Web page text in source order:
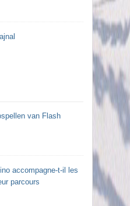
van Flash
accompagne-t-il les
parcours